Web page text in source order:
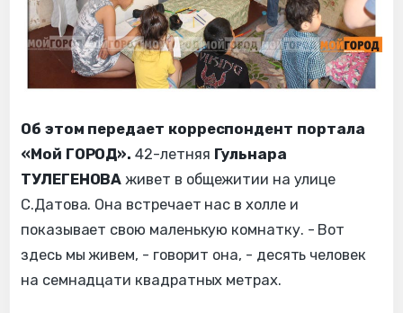
Об этом передает корреспондент портала
«Мой ГОРОД». 42-летняя Гульнара
ТУЛЕГЕНОВА живет в общежитии на улице
С.Датова. Она встречает нас в холле и
показывает свою маленькую комнатку. - Вот
здесь мы живем, - говорит она, - десять человек
на семнадцати квадратных метрах.